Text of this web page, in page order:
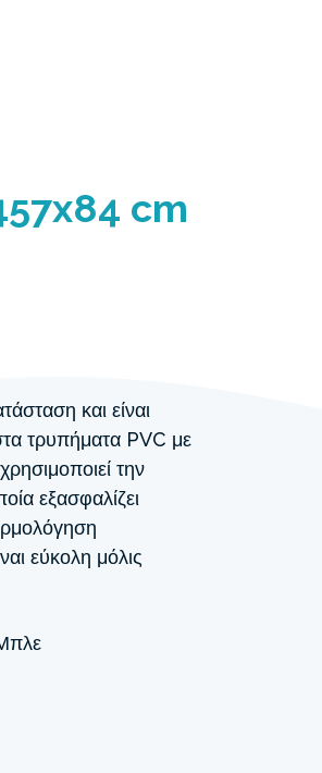
cm
και είναι
τρυπήματα PVC με
την
εξασφαλίζει
εύκολη μόλις